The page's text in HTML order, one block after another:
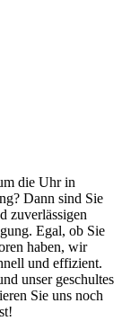
die Uhr in
Dann sind Sie
zuverlässigen
Egal, ob Sie
haben, wir
und effizient.
unser geschultes
Sie uns noch